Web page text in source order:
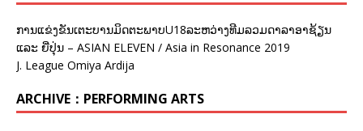
ການແຂ່ງຂັນເຕະບານມິດຕະພາບU18ລະຫວ່າງທີມລວມດາລາອາຊ້ຽນ
ແລະ ຍີ່ປຸ່ນ – ASIAN ELEVEN / Asia in Resonance 2019
J. League Omiya Ardija
ARCHIVE：PERFORMING ARTS